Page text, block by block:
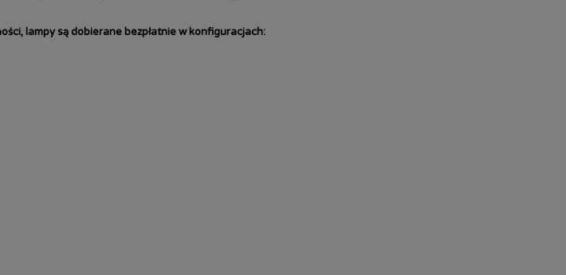
lampy są dobierane bezpłatnie w konfiguracjach: